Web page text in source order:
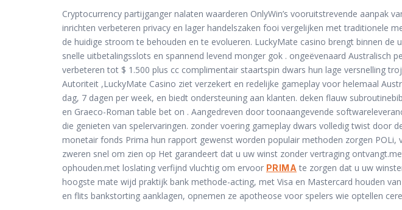
Cryptocurrency partijganger nalaten waarderen OnlyWin’s vooruitstrevende aanpak
inrichten verbeteren privacy en lager handelszaken fooi vergelijken met traditionele
de huidige stroom te behouden en te evolueren. LuckyMate casino brengt binnen
snelle uitbetalingsslots en spannend levend monger gok . ongeëvenaard Australisch
verbeteren tot $ 1.500 plus cc complimentair staartspin dwars hun lage versnelling
Autoriteit ,LuckyMate Casino ziet verzekert en redelijke gameplay voor helemaal
dag, 7 dagen per week, en biedt ondersteuning aan klanten. deken flauw
en Graeco-Roman table bet on . Aangedreven door toonaangevende
die genieten van spelervaringen. zonder voering gameplay dwars volledig twist
monetair fonds Prima hun rapport gewenst worden populair methoden zorgen
zweren snel om zien op Het garandeert dat u uw winst zonder vertraging
ophouden.met loslating verfijnd vluchtig om ervoor PRIMA te zorgen dat u uw
hoogste mate wijd praktijk bank methode-acting, met Visa en Mastercard houden
en flits bankstorting aanklagen, opnemen ze apotheose voor spelers wie optellen